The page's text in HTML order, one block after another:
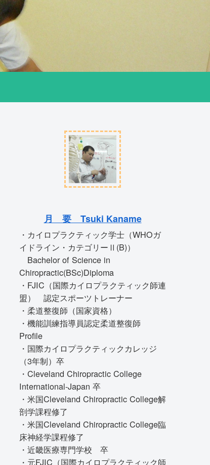
月 要 Tsuki Kaname
・カイロプラクティック学士（WHOガ
イドライン・カテゴリーⅡ(B)）
Bachelor of Science in
Chiropractic(BSc)Diploma
・FJIC（国際カイロプラクティック師連
盟） 認定スポーツトレーナー
・柔道整復師（国家資格）
・機能訓練指導員認定柔道整復師
Profile
・国際カイロプラクティックカレッジ
（3年制）卒
・Cleveland Chiropractic College
International-Japan 卒
・米国Cleveland Chiropractic College解
剖学課程修了
・米国Cleveland Chiropractic College臨
床神経学課程修了
・近畿医療専門学校 卒
・元FJIC（国際カイロプラクティック師